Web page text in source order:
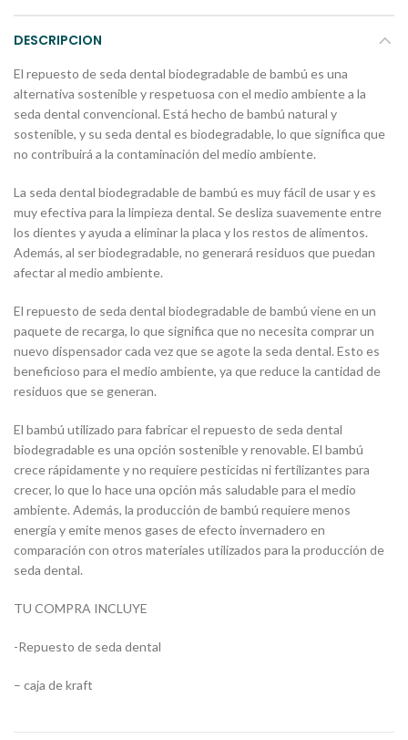
DESCRIPCION
El repuesto de seda dental biodegradable de bambú es una
alternativa sostenible y respetuosa con el medio ambiente a la
seda dental convencional. Está hecho de bambú natural y
sostenible, y su seda dental es biodegradable, lo que significa que
no contribuirá a la contaminación del medio ambiente.
La seda dental biodegradable de bambú es muy fácil de usar y es
muy efectiva para la limpieza dental. Se desliza suavemente entre
los dientes y ayuda a eliminar la placa y los restos de alimentos.
Además, al ser biodegradable, no generará residuos que puedan
afectar al medio ambiente.
El repuesto de seda dental biodegradable de bambú viene en un
paquete de recarga, lo que significa que no necesita comprar un
nuevo dispensador cada vez que se agote la seda dental. Esto es
beneficioso para el medio ambiente, ya que reduce la cantidad de
residuos que se generan.
El bambú utilizado para fabricar el repuesto de seda dental
biodegradable es una opción sostenible y renovable. El bambú
crece rápidamente y no requiere pesticidas ni fertilizantes para
crecer, lo que lo hace una opción más saludable para el medio
ambiente. Además, la producción de bambú requiere menos
energía y emite menos gases de efecto invernadero en
comparación con otros materiales utilizados para la producción de
seda dental.
TU COMPRA INCLUYE
-Repuesto de seda dental
– caja de kraft